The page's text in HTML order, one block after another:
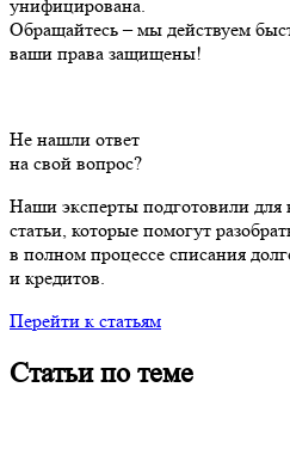
унифицирована.
Обращайтесь – мы действуем
ваши права защищены!
Не нашли ответ
на свой вопрос?
Наши эксперты подготовили для
статьи, которые помогут
в полном процессе списания
и кредитов.
Перейти к статьям
Статьи по теме